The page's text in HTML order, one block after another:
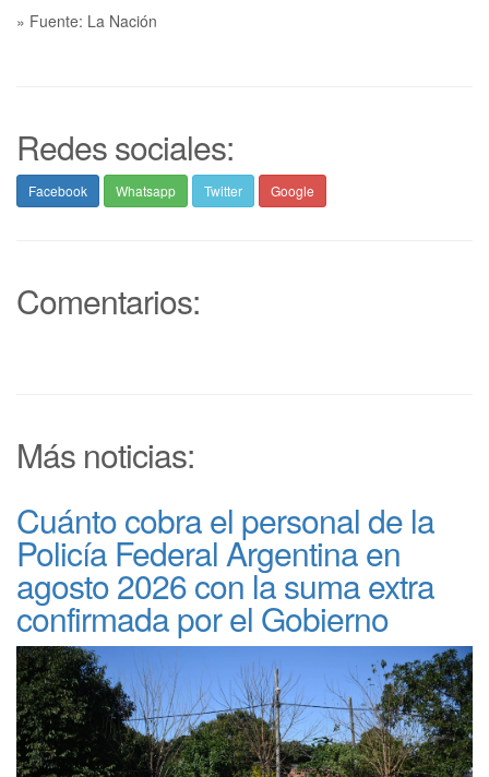
» Fuente: La Nación
Redes sociales:
Facebook Whatsapp Twitter Google
Comentarios:
Más noticias:
Cuánto cobra el personal de la
Policía Federal Argentina en
agosto 2026 con la suma extra
confirmada por el Gobierno